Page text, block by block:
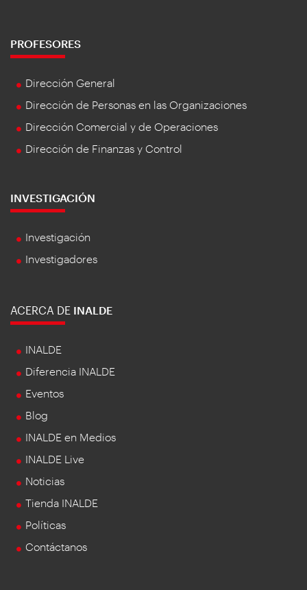
PROFESORES
Dirección General
Dirección de Personas en las Organizaciones
Dirección Comercial y de Operaciones
Dirección de Finanzas y Control
INVESTIGACIÓN
Investigación
Investigadores
ACERCA DE INALDE
INALDE
Diferencia INALDE
Eventos
Blog
INALDE en Medios
INALDE Live
Noticias
Tienda INALDE
Políticas
Contáctanos